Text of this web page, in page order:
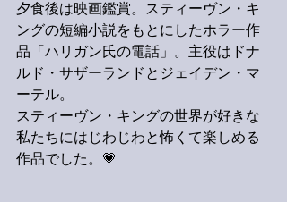
夕食後は映画鑑賞。スティーヴン・キ
ングの短編小説をもとにしたホラー作
品「ハリガン氏の電話」。主役はドナ
ルド・サザーランドとジェイデン・マ
ーテル。
スティーヴン・キングの世界が好きな
私たちにはじわじわと怖くて楽しめる
作品でした。💗